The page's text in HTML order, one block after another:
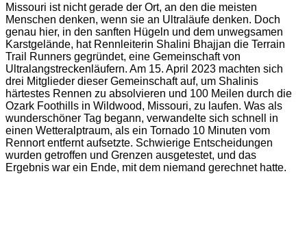
Missouri ist nicht gerade der Ort, an den die meisten
Menschen denken, wenn sie an Ultraläufe denken. Doch
genau hier, in den sanften Hügeln und dem unwegsamen
Karstgelände, hat Rennleiterin Shalini Bhajjan die Terrain
Trail Runners gegründet, eine Gemeinschaft von
Ultralangstreckenläufern. Am 15. April 2023 machten sich
drei Mitglieder dieser Gemeinschaft auf, um Shalinis
härtestes Rennen zu absolvieren und 100 Meilen durch die
Ozark Foothills in Wildwood, Missouri, zu laufen. Was als
wunderschöner Tag begann, verwandelte sich schnell in
einen Wetteralptraum, als ein Tornado 10 Minuten vom
Rennort entfernt aufsetzte. Schwierige Entscheidungen
wurden getroffen und Grenzen ausgetestet, und das
Ergebnis war ein Ende, mit dem niemand gerechnet hatte.